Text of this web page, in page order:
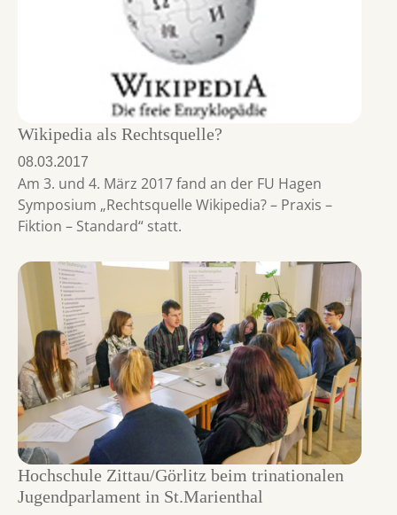
Wikipedia als Rechtsquelle?
08.03.2017
Am 3. und 4. März 2017 fand an der FU Hagen
Symposium „Rechtsquelle Wikipedia? – Praxis –
Fiktion – Standard“ statt.
Hochschule Zittau/Görlitz beim trinationalen
Jugendparlament in St.Marienthal